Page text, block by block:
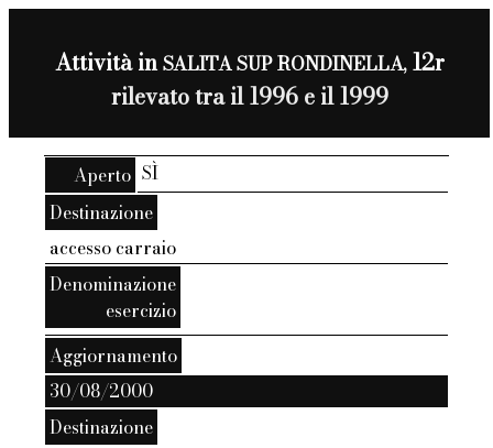
Attività inSALITA SUP RONDINELLA,12r
rilevato tra il 1996 e il 1999
Aperto SÌ
Destinazione
accesso carraio
Denominazione
esercizio
Aggiornamento
30/08/2000
Destinazione